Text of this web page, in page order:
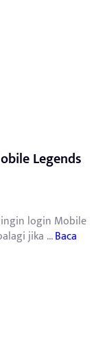
Legends
login Mobile
jika ...Baca